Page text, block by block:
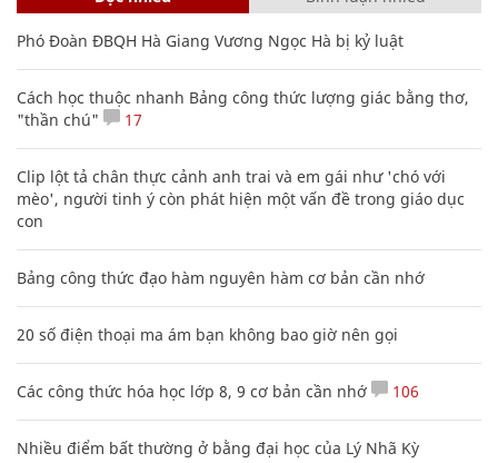
Phó Đoàn ĐBQH Hà Giang Vương Ngọc Hà bị kỷ luật
Cách học thuộc nhanh Bảng công thức lượng giác bằng thơ,
"thần chú"
17
Clip lột tả chân thực cảnh anh trai và em gái như 'chó với
mèo', người tinh ý còn phát hiện một vấn đề trong giáo dục
con
Bảng công thức đạo hàm nguyên hàm cơ bản cần nhớ
20 số điện thoại ma ám bạn không bao giờ nên gọi
Các công thức hóa học lớp 8, 9 cơ bản cần nhớ 106
Nhiều điểm bất thường ở bằng đại học của Lý Nhã Kỳ